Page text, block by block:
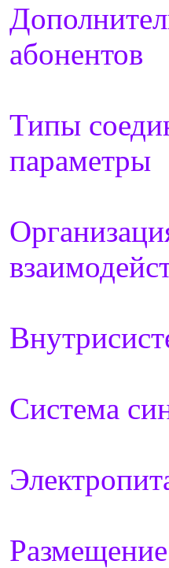
абонентов
Типы
параметры
Система